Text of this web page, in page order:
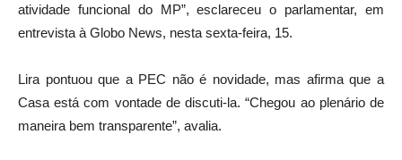
atividade funcional do MP”, esclareceu o parlamentar, em
entrevista à Globo News, nesta sexta-feira, 15.
Lira pontuou que a PEC não é novidade, mas afirma que a
Casa está com vontade de discuti-la. “Chegou ao plenário de
maneira bem transparente”, avalia.